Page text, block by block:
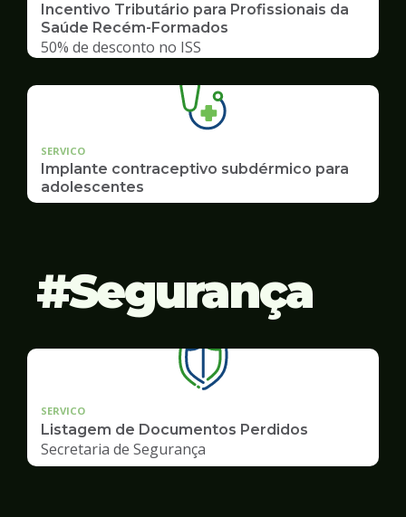
Incentivo Tributário para Profissionais da
Saúde Recém-Formados
50% de desconto no ISS
SERVICO
Implante contraceptivo subdérmico para
adolescentes
Segurança
SERVICO
Listagem de Documentos Perdidos
Secretaria de Segurança